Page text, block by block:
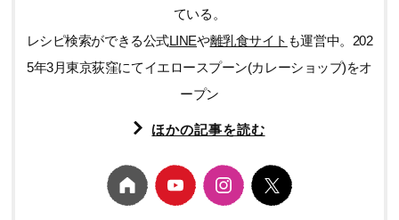
ている。
レシピ検索ができる公式LINEや離乳食サイト も運営中。202
5年3月東京荻窪にてイエロースプーン(カレーショップ)をオ
ープン
ほかの記事を読む